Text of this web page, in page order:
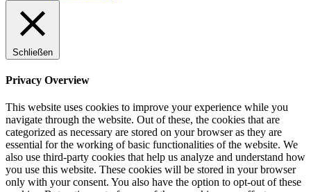
Schließen
Privacy Overview
This website uses cookies to improve your experience while you
navigate through the website. Out of these, the cookies that are
categorized as necessary are stored on your browser as they are
essential for the working of basic functionalities of the website. We
also use third-party cookies that help us analyze and understand how
you use this website. These cookies will be stored in your browser
only with your consent. You also have the option to opt-out of these